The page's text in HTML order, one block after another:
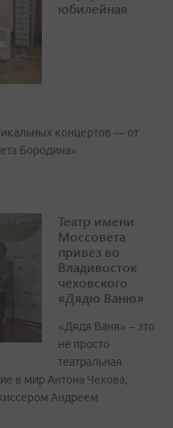
юбилейная
концертов — от
Бородина»
Театр имени
Моссовета
привез во
Владивосток
чеховского
«Дядю Ваню»
«Дядя Ваня» – это
не просто
театральная
в мир Антона Чехова,
Андреем